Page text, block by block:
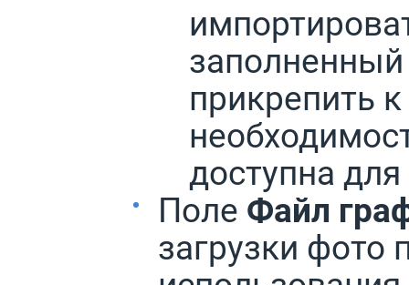
прикрепить
доступна
Поле Файл
загрузки фото